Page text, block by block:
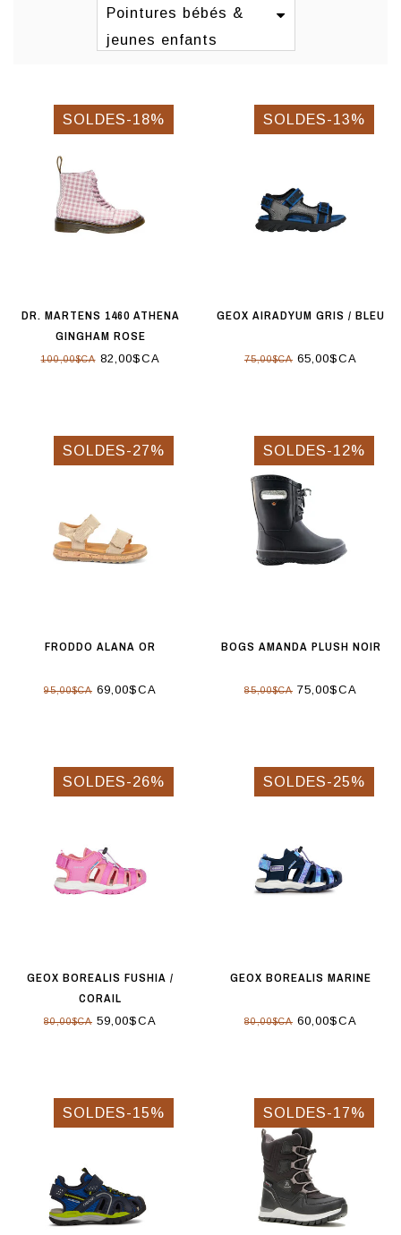
Pointures bébés &
jeunes enfants
SOLDES-18%
DR. MARTENS 1460 ATHENA
GINGHAM ROSE
100,00$CA82,00$CA
SOLDES-13%
GEOX AIRADYUM GRIS / BLEU
75,00$CA 65,00$CA
SOLDES-27%
FRODDO ALANA OR
95,00$CA 69,00$CA
SOLDES-12%
BOGS AMANDA PLUSH NOIR
85,00$CA 75,00$CA
SOLDES-26%
GEOX BOREALIS FUSHIA /
CORAIL
80,00$CA 59,00$CA
SOLDES-25%
GEOX BOREALIS MARINE
80,00$CA 60,00$CA
SOLDES-15% SOLDES-17%